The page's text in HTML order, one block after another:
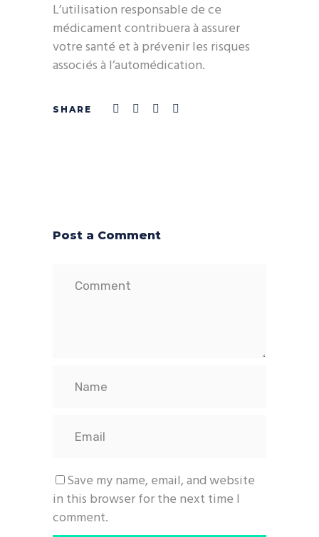
L’utilisation responsable de ce
médicament contribuera à assurer
votre santé et à prévenir les risques
associés à l’automédication.
Post a Comment
Save my name, email, and website
in this browser for the next time I
comment.